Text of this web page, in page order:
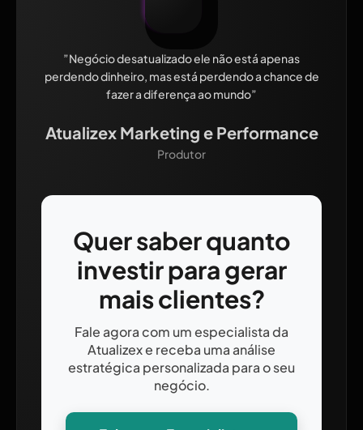
”Negócio desatualizado ele não está apenas
perdendo dinheiro, mas está perdendo a chance de
fazer a diferença ao mundo”
Atualizex Marketing e Performance
Produtor
Quer saber quanto
investir para gerar
mais clientes?
Fale agora com um especialista da
Atualizex e receba uma análise
estratégica personalizada para o seu
negócio.